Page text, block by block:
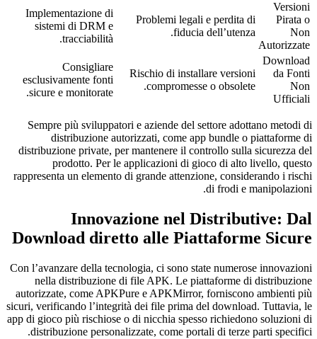
Versioni
Pirata o
Non
Autorizzate
Problemi legali e perdita di
fiducia dell’utenza.
Implementazione di
sistemi di DRM e
tracciabilità.
Download
da Fonti
Non
Ufficiali
Rischio di installare versioni
compromesse o obsolete.
Consigliare
esclusivamente fonti
sicure e monitorate.
Sempre più sviluppatori e aziende del settore adottano metodi di
distribuzione autorizzati, come app bundle o piattaforme di
distribuzione private, per mantenere il controllo sulla sicurezza del
prodotto. Per le applicazioni di gioco di alto livello, questo
rappresenta un elemento di grande attenzione, considerando i rischi
di frodi e manipolazioni.
Innovazione nel Distributive: Dal
Download diretto alle Piattaforme Sicure
Con l’avanzare della tecnologia, ci sono state numerose innovazioni
nella distribuzione di file APK. Le piattaforme di distribuzione
autorizzate, come APKPure e APKMirror, forniscono ambienti più
sicuri, verificando l’integrità dei file prima del download. Tuttavia, le
app di gioco più rischiose o di nicchia spesso richiedono soluzioni di
distribuzione personalizzate, come portali di terze parti specifici.